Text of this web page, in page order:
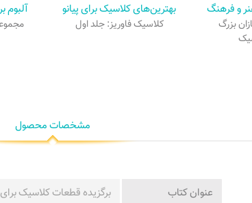
و فرهنگ
بزرگ
بهترین‌های کلاسیک برای پیانو
کلاسیک فاوریز: جلد اول
آلبوم
مشخصات محصول
عنوان کتاب
برگزیده قطعات کلاسیک برای